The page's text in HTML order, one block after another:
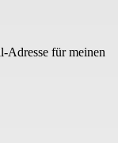
Adresse für meinen